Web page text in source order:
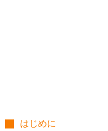
はじめに